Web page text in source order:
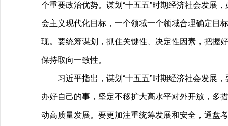
个重要政治优势。谋划“十五五”时期经济社会发展
会主义现代化目标，一个领域一个领域合理确定目
现。要统筹谋划，抓住关键性、决定性因素，把握
保持取向一致性。
习近平指出，谋划“十五五”时期经济社会发展
办好自己的事，坚定不移扩大高水平对外开放，多
动高质量发展。要更加注重统筹发展和安全，通盘